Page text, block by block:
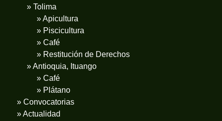
» Tolima
» Apicultura
» Piscicultura
» Café
» Restitución de Derechos
» Antioquia, Ituango
» Café
» Plátano
» Convocatorias
» Actualidad